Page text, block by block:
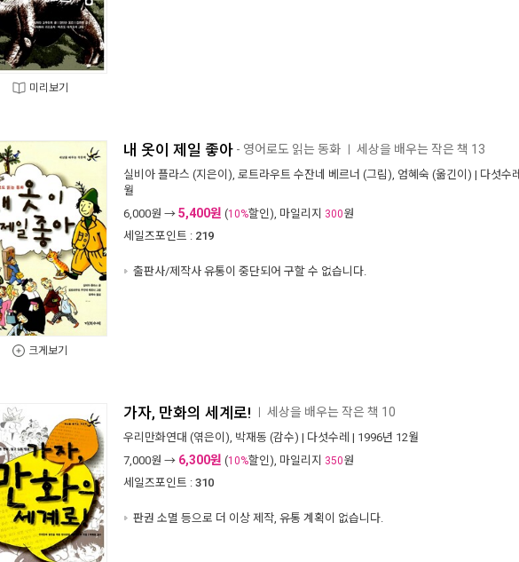
미리보기
크게보기
내 옷이 제일 좋아 - 영어로도 읽는 동화 세상을 배우는 작은 책 13
실비아 플라스 (지은이), 로트라우트 수잔네 베르너 (그림), 엄혜숙 (옮긴이) | 다섯수레
월
6,000원 → 5,400원 (10%할인), 마일리지 300원
세일즈포인트 : 219
출판사/제작사 유통이 중단되어 구할 수 없습니다.
가자, 만화의 세계로! 세상을 배우는 작은 책 10
우리만화연대 (엮은이), 박재동 (감수) | 다섯수레 | 1996년 12월
7,000원 → 6,300원 (10%할인), 마일리지 350원
세일즈포인트 : 310
판권 소멸 등으로 더 이상 제작, 유통 계획이 없습니다.